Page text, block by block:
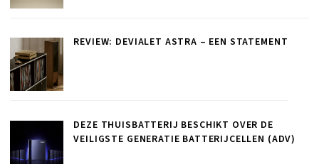
REVIEW: DEVIALET ASTRA – EEN STATEMENT
DEZE THUISBATTERIJ BESCHIKT OVER DE
VEILIGSTE GENERATIE BATTERIJCELLEN (ADV)